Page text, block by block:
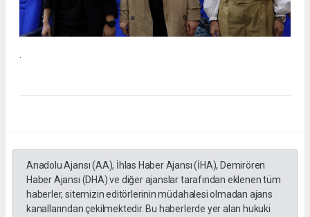
Anadolu Ajansı (AA), İhlas Haber Ajansı (İHA), Demirören
Haber Ajansı (DHA) ve diğer ajanslar tarafından eklenen tüm
haberler, sitemizin editörlerinin müdahalesi olmadan ajans
kanallarından çekilmektedir. Bu haberlerde yer alan hukuki